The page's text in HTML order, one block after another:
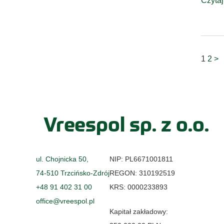
1 2 >
Vreespol sp. z o.o.
ul. Chojnicka 50,
74-510 Trzcińsko-Zdrój
+48 91 402 31 00
office@vreespol.pl
NIP: PL6671001811
REGON: 310192519
KRS: 0000233893
Kapitał zakładowy: